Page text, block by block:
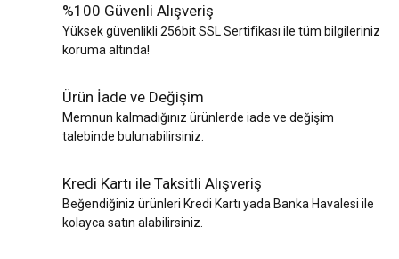
%100 Güvenli Alışveriş
Yüksek güvenlikli 256bit SSL Sertifikası ile tüm bilgileriniz
koruma altında!
Ürün İade ve Değişim
Memnun kalmadığınız ürünlerde iade ve değişim
talebinde bulunabilirsiniz.
Kredi Kartı ile Taksitli Alışveriş
Beğendiğiniz ürünleri Kredi Kartı yada Banka Havalesi ile
kolayca satın alabilirsiniz.